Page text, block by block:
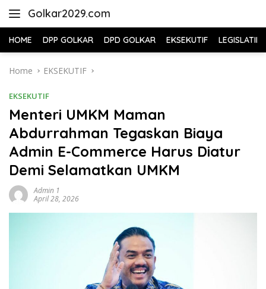
Golkar2029.com
HOME DPP GOLKAR DPD GOLKAR EKSEKUTIF LEGISLATIF
Home EKSEKUTIF
EKSEKUTIF
Menteri UMKM Maman
Abdurrahman Tegaskan Biaya
Admin E-Commerce Harus Diatur
Demi Selamatkan UMKM
Admin 1
April 28, 2026